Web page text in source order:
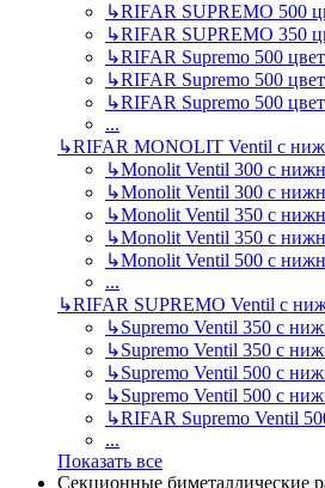
↳RIFAR SUPREMO 500
↳RIFAR SUPREMO 350
↳RIFAR Supremo 500
↳RIFAR Supremo 500
↳RIFAR Supremo 500
...
↳RIFAR MONOLIT Ventil с
↳Monolit Ventil 300 с
↳Monolit Ventil 300 с
↳Monolit Ventil 350 с
↳Monolit Ventil 350 с
↳Monolit Ventil 500 с
...
↳RIFAR SUPREMO Ventil с
↳Supremo Ventil 350 с
↳Supremo Ventil 350 с
↳Supremo Ventil 500 с
↳Supremo Ventil 500 с
↳RIFAR Supremo Ventil
...
Показать все
Секционные биметаллические